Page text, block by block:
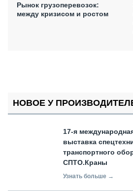
Рынок грузоперевозок:
между кризисом и ростом
НОВОЕ У
17-я
выставка
транспортного
СПТО.Краны
Узнать больше →